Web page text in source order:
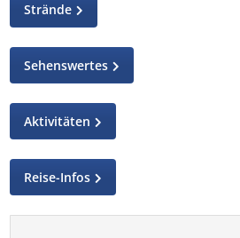
Strände
Sehenswertes
Aktivitäten
Reise-Infos